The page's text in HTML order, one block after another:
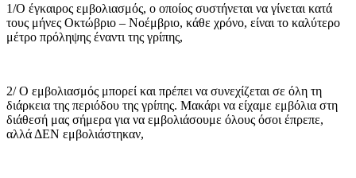
1/Ο έγκαιρος εμβολιασμός, ο οποίος συστήνεται να γίνεται κατά
τους μήνες Οκτώβριο – Νοέμβριο, κάθε χρόνο, είναι το καλύτερο
μέτρο πρόληψης έναντι της γρίπης,
2/ Ο εμβολιασμός μπορεί και πρέπει να συνεχίζεται σε όλη τη
διάρκεια της περιόδου της γρίπης. Μακάρι να είχαμε εμβόλια στη
διάθεσή μας σήμερα για να εμβολιάσουμε όλους όσοι έπρεπε,
αλλά ΔΕΝ εμβολιάστηκαν,